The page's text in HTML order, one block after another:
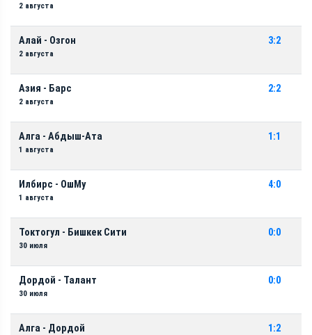
2 августа
Алай - Озгон
2 августа
3:2
Азия - Барс
2 августа
2:2
Алга - Абдыш-Ата
1 августа
1:1
Илбирс - ОшМу
1 августа
4:0
Токтогул - Бишкек Сити
30 июля
0:0
Дордой - Талант
30 июля
0:0
Алга - Дордой 1:2